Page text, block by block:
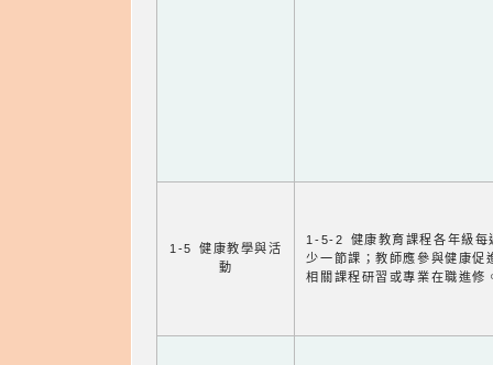
1-5 健康教學與活
動
1-5-2 健康教育課程各年級每
少一節課；教師應參與健康促
相關課程研習或專業在職進修